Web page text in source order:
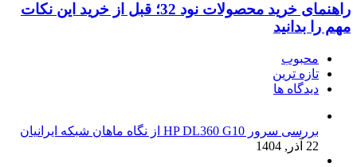
راهنمای خرید محصولات نود 32؛ قبل از خرید این نکات
مهم را بدانید
محبوب
تازه ترین
دیدگاه ها
بررسی سرور HP DL360 G10 از نگاه ماهان شبکه ایرانیان
22 آذر, 1404